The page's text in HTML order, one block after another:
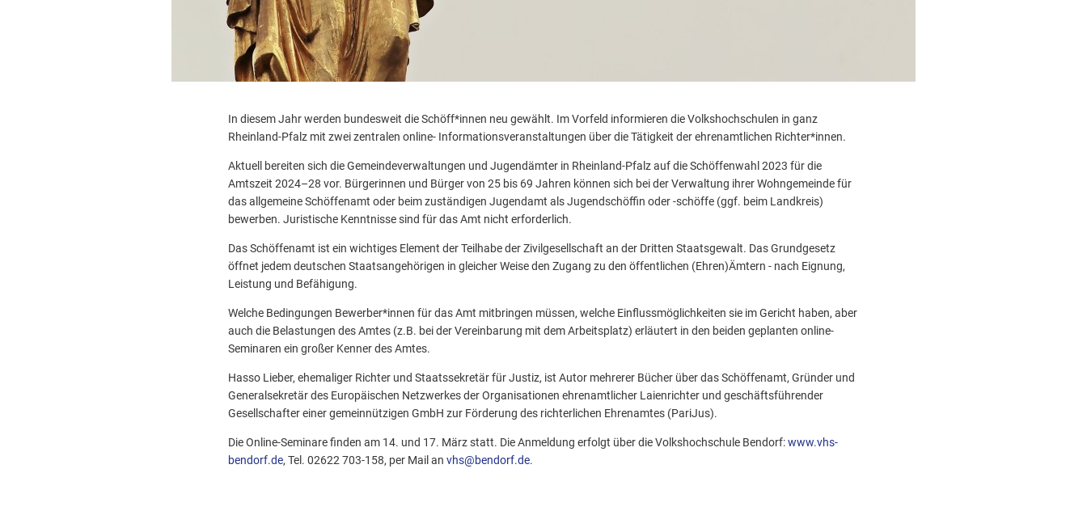
In diesem Jahr werden bundesweit die Schöff*innen neu gewählt. Im Vorfeld informieren die Volkshochschulen in ganz
Rheinland-Pfalz mit zwei zentralen online- Informationsveranstaltungen über die Tätigkeit der ehrenamtlichen Richter*innen.
Aktuell bereiten sich die Gemeindeverwaltungen und Jugendämter in Rheinland-Pfalz auf die Schöffenwahl 2023 für die
Amtszeit 2024–28 vor. Bürgerinnen und Bürger von 25 bis 69 Jahren können sich bei der Verwaltung ihrer Wohngemeinde für
das allgemeine Schöffenamt oder beim zuständigen Jugendamt als Jugendschöffin oder -schöffe (ggf. beim Landkreis)
bewerben. Juristische Kenntnisse sind für das Amt nicht erforderlich.
Das Schöffenamt ist ein wichtiges Element der Teilhabe der Zivilgesellschaft an der Dritten Staatsgewalt. Das Grundgesetz
öffnet jedem deutschen Staatsangehörigen in gleicher Weise den Zugang zu den öffentlichen (Ehren)Ämtern - nach Eignung,
Leistung und Befähigung.
Welche Bedingungen Bewerber*innen für das Amt mitbringen müssen, welche Einflussmöglichkeiten sie im Gericht haben, aber
auch die Belastungen des Amtes (z.B. bei der Vereinbarung mit dem Arbeitsplatz) erläutert in den beiden geplanten online-
Seminaren ein großer Kenner des Amtes.
Hasso Lieber, ehemaliger Richter und Staatssekretär für Justiz, ist Autor mehrerer Bücher über das Schöffenamt, Gründer und
Generalsekretär des Europäischen Netzwerkes der Organisationen ehrenamtlicher Laienrichter und geschäftsführender
Gesellschafter einer gemeinnützigen GmbH zur Förderung des richterlichen Ehrenamtes (PariJus).
Die Online-Seminare finden am 14. und 17. März statt. Die Anmeldung erfolgt über die Volkshochschule Bendorf:www.vhs-
bendorf.de, Tel. 02622 703-158, per Mail an vhs@bendorf.de.